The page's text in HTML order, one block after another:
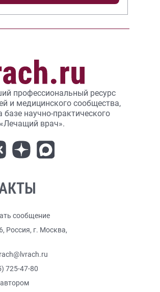
профессиональный ресурс
и медицинского сообщества,
базе научно-практического
врач».
сообщение
Россия, г. Москва,
725-47-80